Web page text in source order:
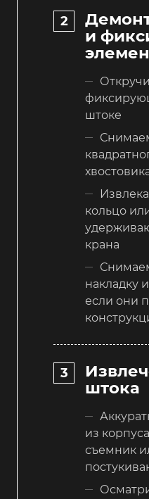
и
штоке
кольцо
крана
накладку
если они
штока
из
съемник